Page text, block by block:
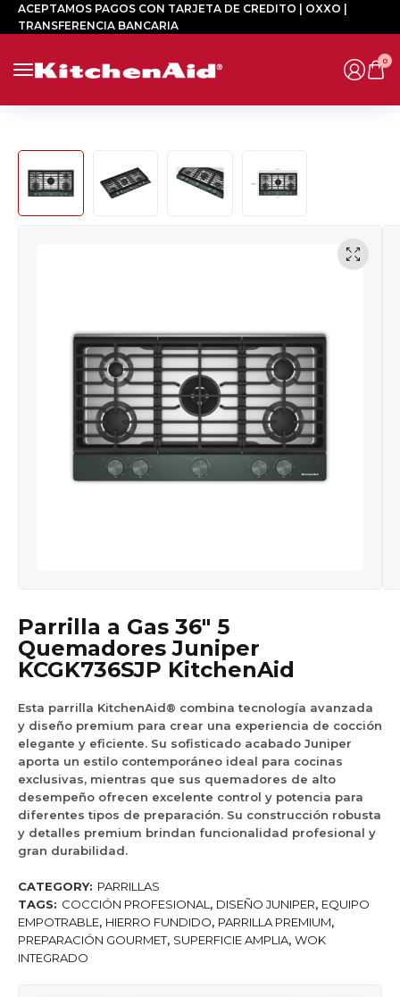
ACEPTAMOS PAGOS CON TARJETA DE CREDITO | OXXO |
TRANSFERENCIA BANCARIA
0
Parrilla a Gas 36″ 5
Quemadores Juniper
KCGK736SJP KitchenAid
Esta parrilla KitchenAid® combina tecnología avanzada
y diseño premium para crear una experiencia de cocción
elegante y eficiente. Su sofisticado acabado Juniper
aporta un estilo contemporáneo ideal para cocinas
exclusivas, mientras que sus quemadores de alto
desempeño ofrecen excelente control y potencia para
diferentes tipos de preparación. Su construcción robusta
y detalles premium brindan funcionalidad profesional y
gran durabilidad.
CATEGORY: PARRILLAS
TAGS: COCCIÓN PROFESIONAL , DISEÑO JUNIPER, EQUIPO
EMPOTRABLE, HIERRO FUNDIDO, PARRILLA PREMIUM,
PREPARACIÓN GOURMET, SUPERFICIE AMPLIA, WOK
INTEGRADO